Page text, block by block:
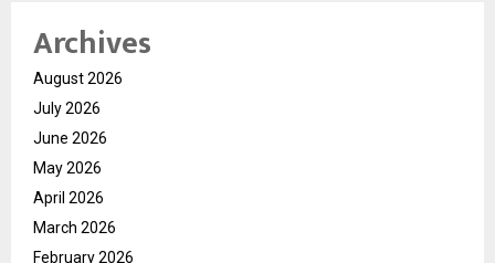
Archives
August 2026
July 2026
June 2026
May 2026
April 2026
March 2026
February 2026